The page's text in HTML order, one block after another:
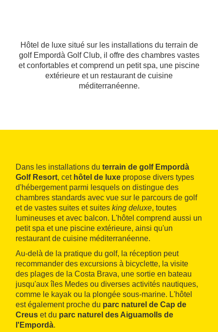
Hôtel de luxe situé sur les installations du terrain de
golf Empordà Golf Club, il offre des chambres vastes
et confortables et comprend un petit spa, une piscine
extérieure et un restaurant de cuisine
méditerranéenne.
Dans les installations du terrain de golf Empordà
Golf Resort, cet hôtel de luxe propose divers types
d'hébergement parmi lesquels on distingue des
chambres standards avec vue sur le parcours de golf
et de vastes suites et suites king deluxe, toutes
lumineuses et avec balcon. L'hôtel comprend aussi un
petit spa et une piscine extérieure, ainsi qu'un
restaurant de cuisine méditerranéenne.
Au-delà de la pratique du golf, la réception peut
recommander des excursions à bicyclette, la visite
des plages de la Costa Brava, une sortie en bateau
jusqu'aux îles Medes ou diverses activités nautiques,
comme le kayak ou la plongée sous-marine. L'hôtel
est également proche du parc naturel de Cap de
Creus et du parc naturel des Aiguamolls de
l'Empordà.